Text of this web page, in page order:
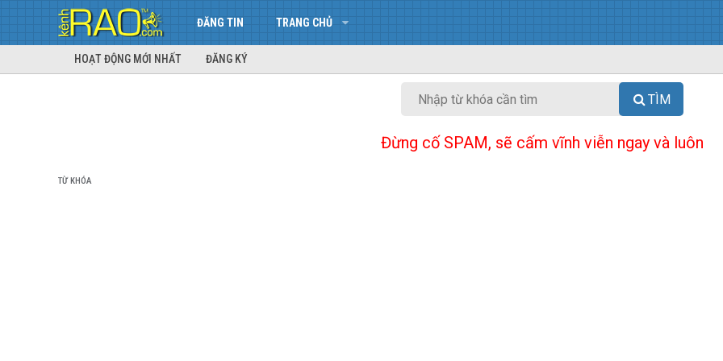
ĐĂNG TIN TRANG CHỦ
HOẠT ĐỘNG MỚI NHẤT ĐĂNG KÝ
TÌM
Đừng cố SPAM, sẽ cấm vĩnh viễn ngay và luôn
TỪ KHÓA